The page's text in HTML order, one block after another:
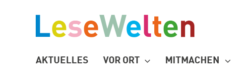
springen
AKTUELLES VOR ORT MITMACHEN